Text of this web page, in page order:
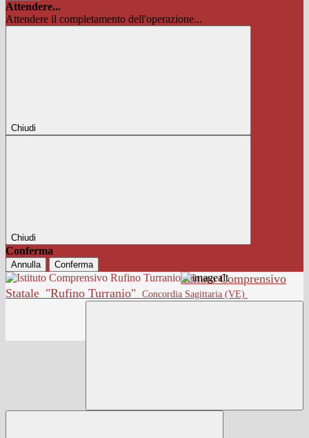
Attendere...
Attendere il completamento dell'operazione...
Chiudi
Chiudi
Conferma
Annulla Conferma
Istituto Comprensivo
Statale "Rufino Turranio" Concordia Sagittaria (VE)